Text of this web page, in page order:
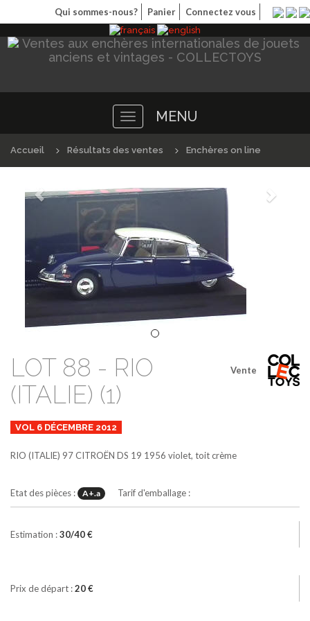
Qui sommes-nous? Panier Connectez vous
Toggle
navigation
MENU
Accueil Résultats des ventes Enchères on line
Précédént
Vente
LOT 88 - RIO
(ITALIE) (1)
VOL 6 DÉCEMBRE 2012
RIO (ITALIE) 97CITROËN DS 19 1956 violet, toit crème
Etat des pièces : A+.a Tarif d'emballage :
Estimation :30/40 €
Prix de départ :20 €